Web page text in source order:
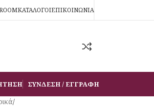
ΚΑΤΑΛΟΓΟΙΕΠΙΚΟΙΝΩΝΙΑ
ΣΎΝΔΕΣΗ / ΕΓΓΡΑΦΉ
/